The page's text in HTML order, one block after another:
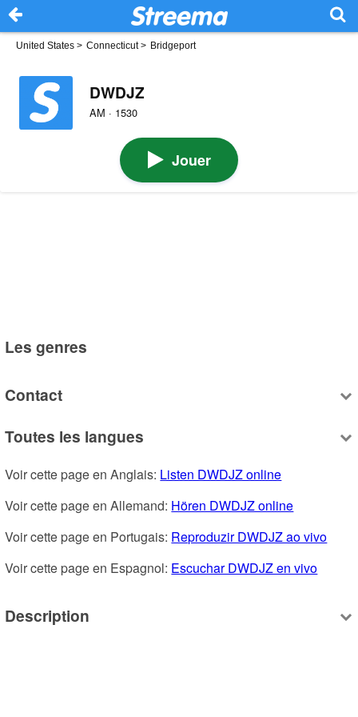
United States > Connecticut> Bridgeport
DWDJZ
AM · 1530
Jouer
Les genres
Contact
Toutes les langues
Voir cette page en Anglais: Listen DWDJZ online
Voir cette page en Allemand: Hören DWDJZ online
Voir cette page en Portugais: Reproduzir DWDJZ ao vivo
Voir cette page en Espagnol: Escuchar DWDJZ en vivo
Description